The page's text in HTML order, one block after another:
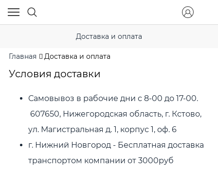
Доставка и оплата
Главная Доставка и оплата
Условия доставки
Самовывоз в рабочие дни с 8-00 до 17-00.
607650, Нижегородская область, г. Кстово,
ул. Магистральная д. 1, корпус 1, оф. 6
г. Нижний Новгород - Бесплатная доставка
транспортом компании от 3000руб